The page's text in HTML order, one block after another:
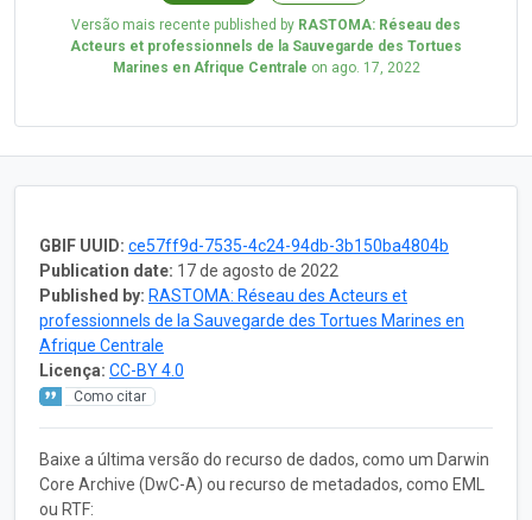
Versão mais recente published by RASTOMA: Réseau des
Acteurs et professionnels de la Sauvegarde des Tortues
Marines en Afrique Centrale on ago. 17, 2022
GBIF UUID: ce57ff9d-7535-4c24-94db-3b150ba4804b
Publication date: 17 de agosto de 2022
Published by: RASTOMA: Réseau des Acteurs et
professionnels de la Sauvegarde des Tortues Marines en
Afrique Centrale
Licença: CC-BY 4.0
Como citar
Baixe a última versão do recurso de dados, como um Darwin
Core Archive (DwC-A) ou recurso de metadados, como EML
ou RTF: